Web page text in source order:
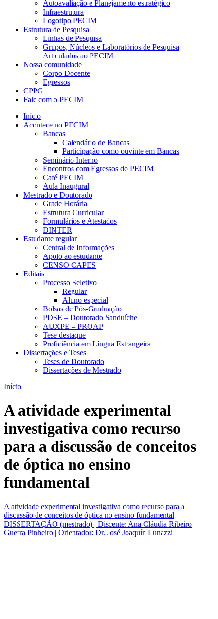
Autoavaliação e Planejamento estratégico
Infraestrutura
Logotipo PECIM
Estrutura de Pesquisa
Linhas de Pesquisa
Grupos, Núcleos e Laboratórios de Pesquisa
Articulados ao PECIM
Nossa comunidade
Corpo Docente
Egressos
CPPG
Fale com o PECIM
Início
Acontece no PECIM
Bancas
Calendário de Bancas
Participação como ouvinte em Bancas
Seminário Interno
Encontros com Egressos do PECIM
Café PECIM
Aula Inaugural
Mestrado e Doutorado
Grade Horária
Estrutura Curricular
Formulários e Atestados
DINTER
Estudante regular
Central de Informações
Apoio ao estudante
CENSO CAPES
Editais
Processo Seletivo
Regular
Aluno especial
Bolsas de Pós-Graduação
PDSE – Doutorado Sanduíche
AUXPE – PROAP
Tese destaque
Proficiência em Língua Estrangeira
Dissertações e Teses
Teses de Doutorado
Dissertações de Mestrado
Início
A atividade experimental
investigativa como recurso
para a discussão de conceitos
de óptica no ensino
fundamental
A atividade experimental investigativa como recurso para a
discussão de conceitos de óptica no ensino fundamental
DISSERTAÇÃO (mestrado) | Discente: Ana Cláudia Ribeiro
Guerra Pinheiro | Orientador: Dr. José Joaquín Lunazzi